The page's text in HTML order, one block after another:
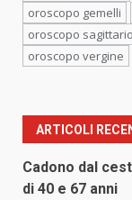
oroscopo gemelli
oroscopo sagittario
oroscopo vergine
ARTICOLI
Cadono dal
di 40 e 67 anni